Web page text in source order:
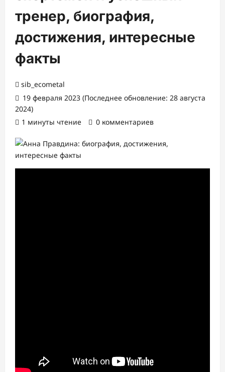
тренер, биография,
достижения, интересные
факты
sib_ecometal
19 февраля 2023 (Последнее обновление: 28 августа
2024)
1 минуты чтение
0 комментариев